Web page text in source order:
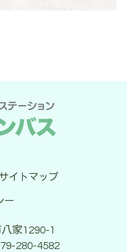
サイトマップ
ー
家1290-1
280-4582